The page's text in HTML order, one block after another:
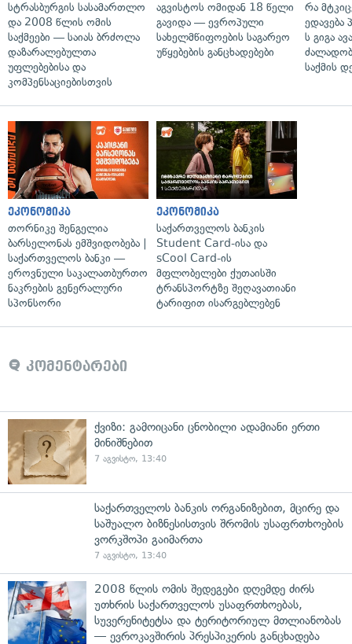
სტრასბურგის სასამართლო
და 2008 წლის ომის
საქმეები — საიას ბრძოლა
დაზარალებულთა
უფლებებისა და
კომპენსაციებისთვის
აგვისტოს ომიდან 18 წელი
გავიდა — ევროპული
სახელმწიფოების საგარეო
უწყებების განცხადებები
რა
ედავება
ს გიგა
საქმის
ეკონომიკა
თორნიკე შენგელია
ბარსელონას ემშვიდობება |
საქართველოს ბანკი —
ეროვნული საკალათბურთო
ნაკრების გენერალური
სპონსორი
ეკონომიკა
საქართველოს ბანკის
Student Card-ისა და
sCool Card-ის
მფლობელები ქუთაისში
ტრანსპორტზე შეღავათიანი
ტარიფით ისარგებლებენ
კომენტარები
ქვიზი: გამოიცანი ცნობილი ადამიანი ერთი
მინიშნებით
7 აგვისტო, 13:40
საქართველოს ბანკის ორგანიზებით, მცირე და
საშუალო ბიზნესისთვის შრომის უსაფრთხოების
ვორკშოპი გაიმართა
7 აგვისტო, 13:40
2008 წლის ომის შედეგები დღემდე ძირს
უთხრის საქართველოს უსაფრთხოებას,
სუვერენიტეტსა და ტერიტორიულ მთლიანობას
— ევროკავშირის პრესპიკერის განცხადება